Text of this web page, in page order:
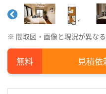
※ 間取図・画像と現況が異な
見積